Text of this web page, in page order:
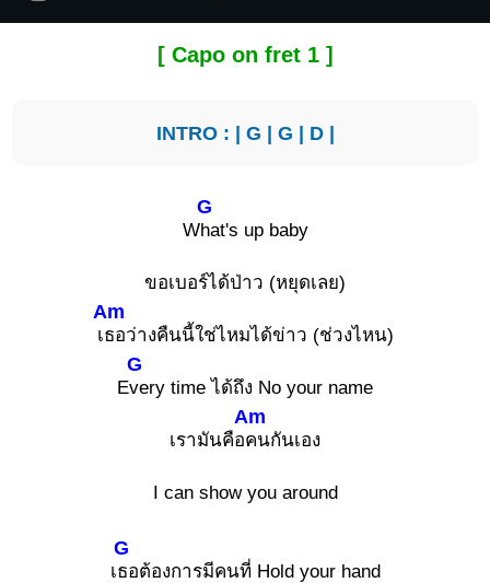
[ Capo on fret 1 ]
INTRO : | G | G | D|
W
G
hat's up baby
ขอเบอร์ได้ป่าว (หยุดเลย)
เ
Am
ธอว่างคืนนี้ใช่ไหมได้ข่าว (ช่วงไหน)
E
G
very time ได้ถึง No your name
เรามันคือ
Am
คนกันเอง
I can show you around
เ
G
ธอต้องการมีคนที่ Hold your hand